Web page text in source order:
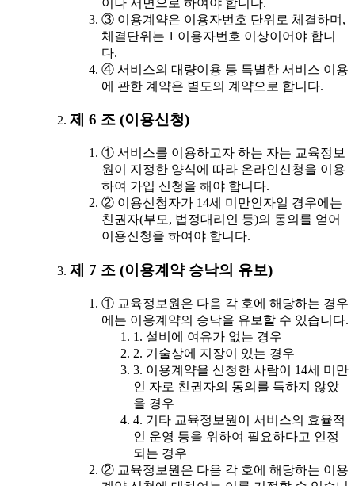
③ 이용계약은 이용자번호 단위로 체결하며,
체결단위는 1 이용자번호 이상이어야 합니
다.
④ 서비스의 대량이용 등 특별한 서비스 이용
에 관한 계약은 별도의 계약으로 합니다.
제 6 조 (이용신청)
① 서비스를 이용하고자 하는 자는 교육정보
원이 지정한 양식에 따라 온라인신청을 이용
하여 가입 신청을 해야 합니다.
② 이용신청자가 14세 미만인자일 경우에는
친권자(부모, 법정대리인 등)의 동의를 얻어
이용신청을 하여야 합니다.
제 7 조 (이용계약 승낙의 유보)
① 교육정보원은 다음 각 호에 해당하는 경우
에는 이용계약의 승낙을 유보할 수 있습니다.
1. 설비에 여유가 없는 경우
2. 기술상에 지장이 있는 경우
3. 이용계약을 신청한 사람이 14세 미만
인 자로 친권자의 동의를 득하지 않았
을 경우
4. 기타 교육정보원이 서비스의 효율적
인 운영 등을 위하여 필요하다고 인정
되는 경우
② 교육정보원은 다음 각 호에 해당하는 이용